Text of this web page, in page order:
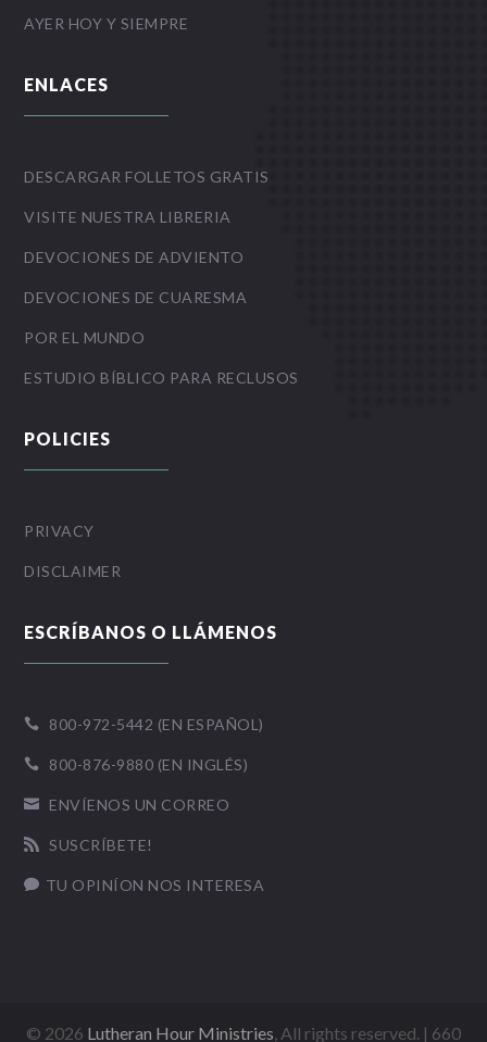
AYER HOY Y SIEMPRE
ENLACES
DESCARGAR FOLLETOS GRATIS
VISITE NUESTRA LIBRERIA
DEVOCIONES DE ADVIENTO
DEVOCIONES DE CUARESMA
POR EL MUNDO
ESTUDIO BÍBLICO PARA RECLUSOS
POLICIES
PRIVACY
DISCLAIMER
ESCRÍBANOS O LLÁMENOS
 800-972-5442 (EN ESPAÑOL)
 800-876-9880 (EN INGLÉS)
 ENVÍENOS UN CORREO
 SUSCRÍBETE!
 TU OPINÍON NOS INTERESA
© 2026 Lutheran Hour Ministries, All rights reserved. | 660